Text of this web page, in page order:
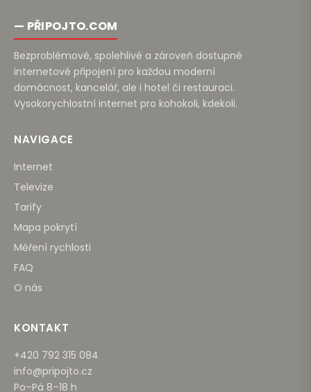
— PŘIPOJTO.COM
Bezproblémové, spolehlivé a zároveň dostupné
internetové připojení pro každou moderní
domácnost, kancelář, ale i hotel či restauraci.
Vysokorychlostní internet pro kohokoli, kdekoli.
NAVIGACE
Internet
Televize
Tarify
Mapa pokrytí
Měření rychlosti
FAQ
O nás
KONTAKT
+420 792 315 084
info@pripojto.cz
Po–Pá 8–18 h